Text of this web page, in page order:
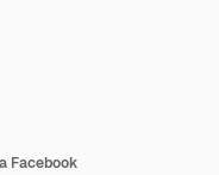
Facebook